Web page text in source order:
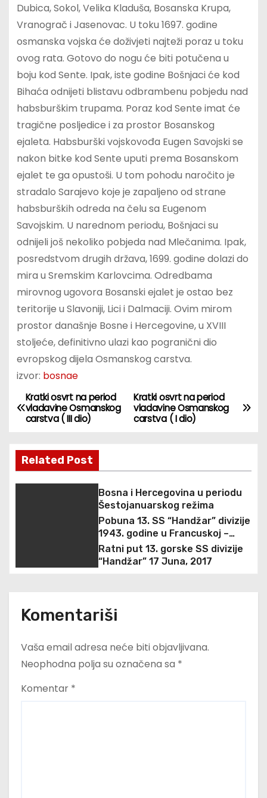
Dubica, Sokol, Velika Kladuša, Bosanska Krupa,
Vranograč i Jasenovac. U toku 1697. godine
osmanska vojska će doživjeti najteži poraz u toku
ovog rata. Gotovo do nogu će biti potučena u
boju kod Sente. Ipak, iste godine Bošnjaci će kod
Bihaća odnijeti blistavu odbrambenu pobjedu nad
habsburškim trupama. Poraz kod Sente imat će
tragične posljedice i za prostor Bosanskog
ejaleta. Habsburški vojskovođa Eugen Savojski se
nakon bitke kod Sente uputi prema Bosanskom
ejalet te ga opustoši. U tom pohodu naročito je
stradalo Sarajevo koje je zapaljeno od strane
habsburških odreda na čelu sa Eugenom
Savojskim. U narednom periodu, Bošnjaci su
odnijeli još nekoliko pobjeda nad Mlečanima. Ipak,
posredstvom drugih država, 1699. godine dolazi do
mira u Sremskim Karlovcima. Odredbama
mirovnog ugovora Bosanski ejalet je ostao bez
teritorije u Slavoniji, Lici i Dalmaciji. Ovim mirom
prostor današnje Bosne i Hercegovine, u XVIII
stoljeće, definitivno ulazi kao pogranični dio
evropskog dijela Osmanskog carstva.
izvor: bosnae
N
a
v
i
č
Kratki osvrt na period
vladavine Osmanskog
carstva ( I dio)
Kratki osvrt na period
vladavine Osmanskog
carstva ( III dio)
Related Post
Bosna i Hercegovina u periodu
Šestojanuarskog režima
Pobuna 13. SS “Handžar” divizije
1943. godine u Francuskoj –
prva pobuna u moćnom Waffen
SS ogranku
Ratni put 13. gorske SS divizije
“Handžar” 17 Juna, 2017
Komentariši
Vaša email adresa neće biti objavljivana.
Neophodna polja su označena sa *
Komentar *